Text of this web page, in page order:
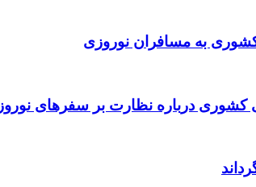
کشوری به مسافران نوروزی
درباره نظارت بر سفرهای نوروز ۱۴۰۴